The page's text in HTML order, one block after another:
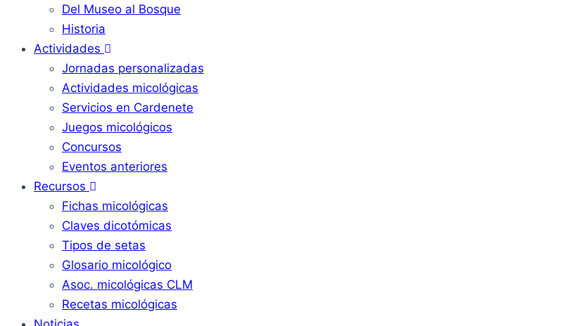
Del Museo al Bosque
Historia
Actividades
Jornadas personalizadas
Actividades micológicas
Servicios en Cardenete
Juegos micológicos
Concursos
Eventos anteriores
Recursos
Fichas micológicas
Claves dicotómicas
Tipos de setas
Glosario micológico
Asoc. micológicas CLM
Recetas micológicas